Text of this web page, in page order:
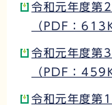
令和元年度第
（PDF：
令和元年度第
（PDF：
令和元年度第